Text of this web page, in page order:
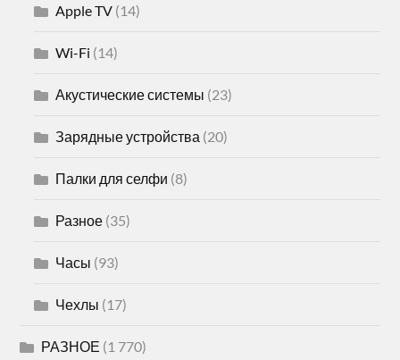
Apple TV (14)
Wi-Fi (14)
Акустические системы (23)
Зарядные устройства (20)
Палки для селфи (8)
Разное (35)
Часы (93)
Чехлы (17)
РАЗНОЕ (1 770)